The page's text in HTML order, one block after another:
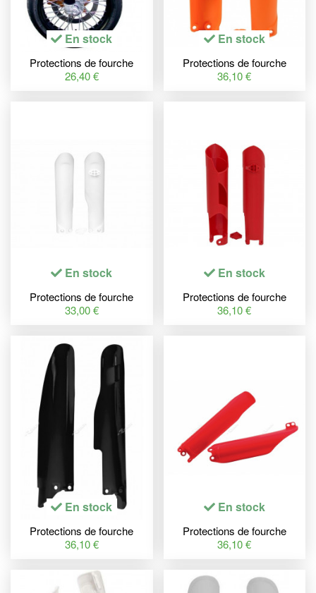
En stock
Protections de fourche
BIHR Néoprène
26,40 €
En stock
Protections de fourche
RACETECH couleur origine
36,10 €
En stock
Protections de fourche
RACETECH blanc KTM
33,00 €
En stock
Protections de fourche
RACETECH rouge Gas
36,10 €
En stock
Protections de fourche
RACETECH noir Suzuki
36,10 €
En stock
Protections de fourche
RACETECH rouge Honda
36,10 €